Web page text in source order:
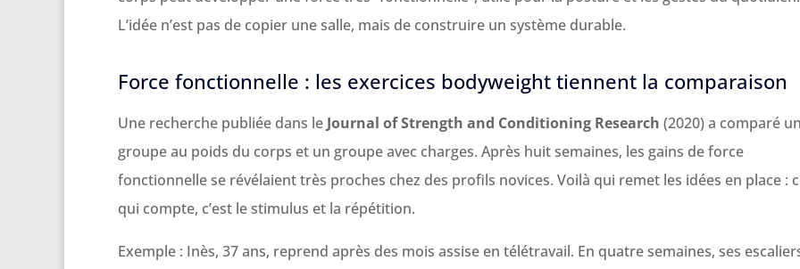
L’idée n’est pas de copier une salle, mais de construire un système durable.
Force fonctionnelle : les exercices bodyweight tiennent la comparaison
Une recherche publiée dans le Journal of Strength and Conditioning Research (2020) a comparé
groupe au poids du corps et un groupe avec charges. Après huit semaines, les gains de force
fonctionnelle se révélaient très proches chez des profils novices. Voilà qui remet les idées en place :
qui compte, c’est le stimulus et la répétition.
Exemple : Inès, 37 ans, reprend après des mois assise en télétravail. En quatre semaines, ses